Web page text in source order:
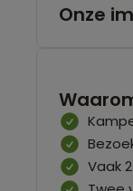
Onze
Vaak